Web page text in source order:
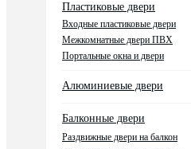
Пластиковые двери
Входные пластиковые двери
Межкомнатные двери ПВХ
Портальные окна и двери
Алюминиевые двери
Балконные двери
Раздвижные двери на балкон